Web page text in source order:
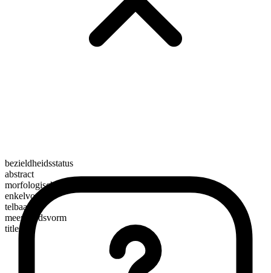
bezieldheidsstatus
abstract
morfologische samenstelling
enkelvoudig
telbaar
meervoudsvorm
titles